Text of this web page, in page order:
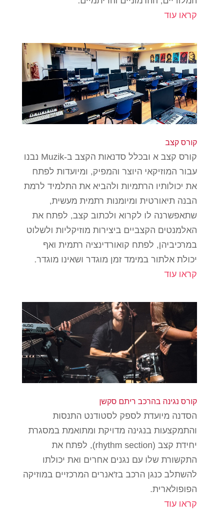
קראו עוד
קורס קצב
קורס קצב א ובכלל סדנאות הקצב ב-Muzik נבנו
עבור המוזיקאי היוצר והמפיק, ומיועדות לפתח
את יכולותיו הרתמיות ולהביא את התלמיד לרמת
הבנה תיאורטית ומיומנות רתמית מעשית,
שתאפשרנה לו לקרוא ולכתוב קצב, לפתח את
האלמנטים הקצביים ביצירות מוזיקליות ולשלוט
במרכיביהן, לפתח קואורדינציה רתמית ואף
יכולת אלתור במימד זמן מוגדר ושאינו מוגדר.
קראו עוד
קורס נגינה בהרכב ריתם סקשן
הסדנה מיועדת לספק לסטודנט התנסות
והתמקצעות בנגינה מדויקת ומתואמת במסגרת
יחידת קצב (rhythm section), לפתח את
התקשורת שלו עם נגנים אחרים ואת יכולתו
להשתלב כנגן הרכב בז'אנרים המרכזיים במוזיקה
הפופולארית.
קראו עוד